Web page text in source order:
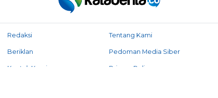
Redaksi Tentang Kami
Beriklan Pedoman Media Siber
Kontak Kami Privacy Policy